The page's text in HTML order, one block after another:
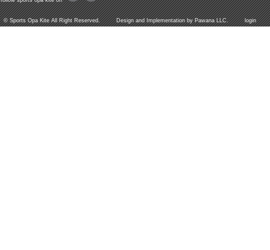
©Sports Opa KiteAll Right Reserved. Design and Implementation byPawana LLC. login